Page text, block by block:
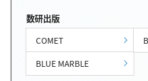
数研出版
COMET
BLUE MARBLE